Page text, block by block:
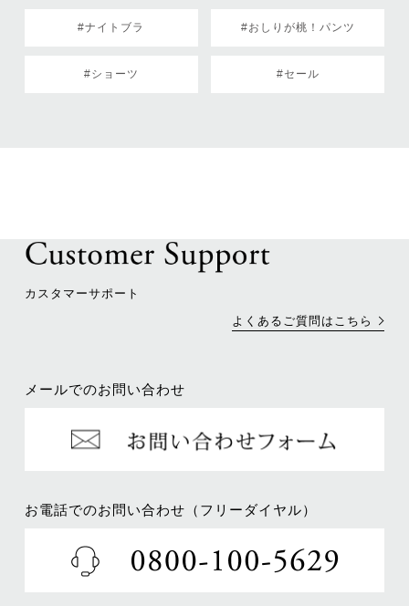
#ナイトブラ #おしりが桃！パンツ
#ショーツ #セール
カスタマーサポート
よくあるご質問はこちら
メールでのお問い合わせ
お電話でのお問い合わせ（フリーダイヤル）